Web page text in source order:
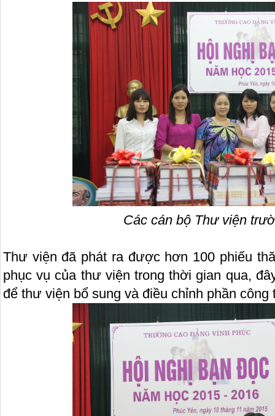
Các cán bộ Thư viện
Thư viện đã phát ra được hơn 100 phiếu
phục vụ của thư viện trong thời gian qua,
để thư viện bổ sung và điều chỉnh phần công